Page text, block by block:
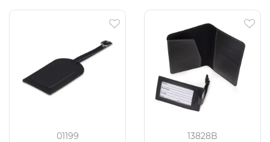
01199 13828B